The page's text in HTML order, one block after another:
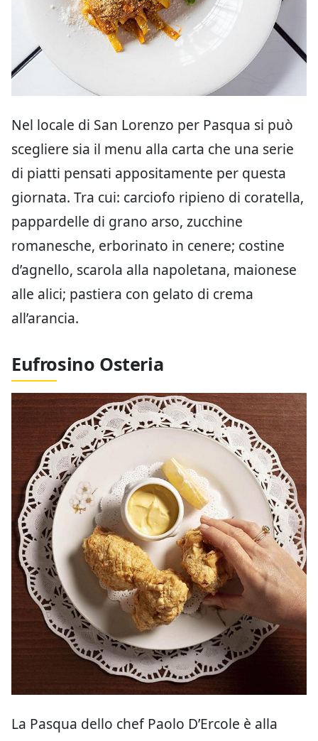
Nel locale di San Lorenzo per Pasqua si può
scegliere sia il menu alla carta che una serie
di piatti pensati appositamente per questa
giornata. Tra cui: carciofo ripieno di coratella,
pappardelle di grano arso, zucchine
romanesche, erborinato in cenere; costine
d’agnello, scarola alla napoletana, maionese
alle alici; pastiera con gelato di crema
all’arancia.
Eufrosino Osteria
La Pasqua dello chef Paolo D’Ercole è alla